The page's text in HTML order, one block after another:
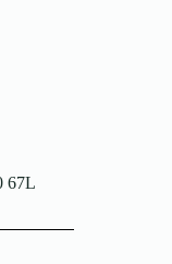
67L